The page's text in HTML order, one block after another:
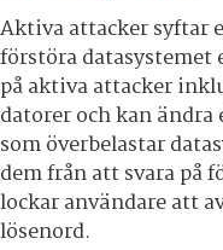
Aktiva attacker syftar
förstöra datasystemet
på aktiva attacker
datorer och kan
som överbelastar
dem från att svara på
lockar användare att
lösenord.